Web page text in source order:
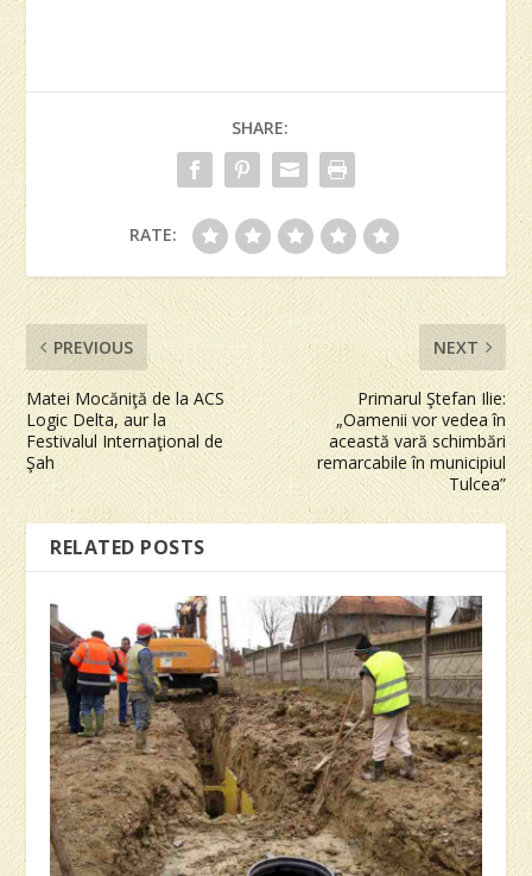
SHARE:
RATE:
PREVIOUS
Matei Mocăniţă de la ACS
Logic Delta, aur la
Festivalul Internaţional de
Şah
NEXT
Primarul Ştefan Ilie:
„Oamenii vor vedea în
această vară schimbări
remarcabile în municipiul
Tulcea”
RELATED POSTS